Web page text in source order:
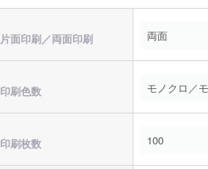
片面印刷／両面印刷
印刷色数
印刷枚数